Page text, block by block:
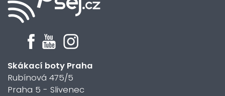
Skákací boty Praha
Rubínová 475/5
Praha 5 - Slivenec